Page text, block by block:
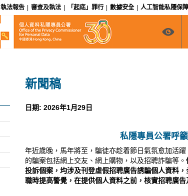
執法報告 審查及執法 「起底」罪行 數據安全 人工智能私隱保障
新聞稿
日期: 2026年1月29日
私隱專員公署呼
年近歲晚，馬年將至，騙徒亦趁着節日氣氛愈加活
的騙案包括網上交友、網上購物，以及招聘詐騙等。
投訴個案，均涉及刊登虛假招聘廣告誘騙個人資料，
職時提高警覺，在提供個人資料之前，核實招聘廣